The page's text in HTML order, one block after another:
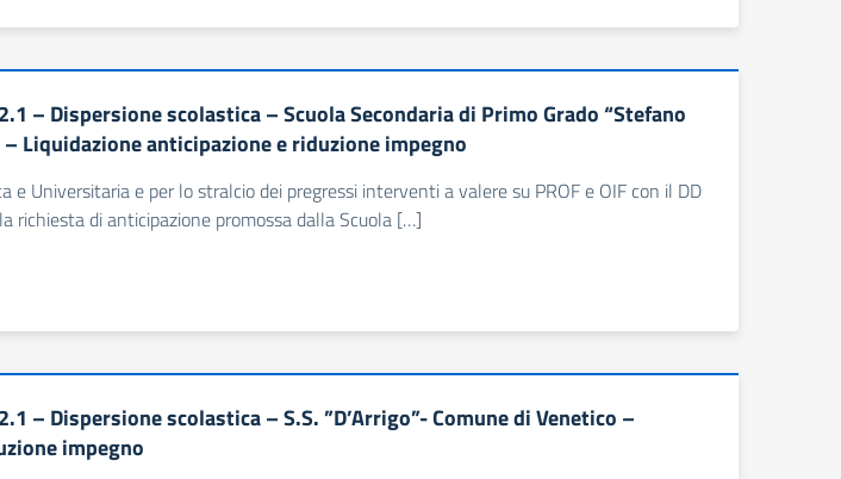
– Dispersione scolastica – Scuola Secondaria di Primo Grado “Stefano
– Liquidazione anticipazione e riduzione impegno
e Universitaria e per lo stralcio dei pregressi interventi a valere su PROF e OIF con il DD
di anticipazione promossa dalla Scuola […]
– Dispersione scolastica – S.S. ”D’Arrigo”- Comune di Venetico –
impegno